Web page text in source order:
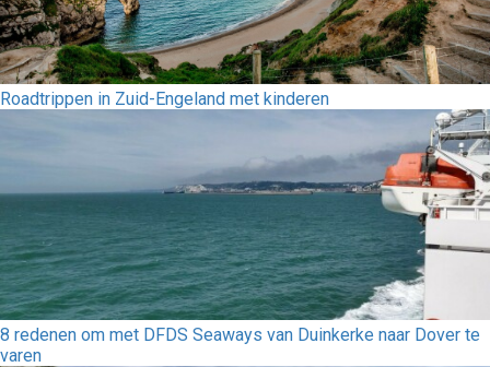
Roadtrippen in Zuid-Engeland met kinderen
8 redenen om met DFDS Seaways van Duinkerke naar Dover te
varen